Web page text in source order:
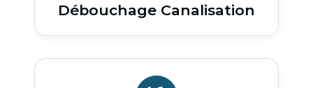
Débouchage Canalisation